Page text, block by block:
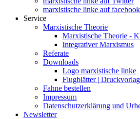
marxistische linke auf facebook
Service
Marxistische Theorie
Marxistische Theorie -
Integrativer Marxismus
Referate
Downloads
Logo marxistische linke
Flugblätter |
Fahne bestellen
Impressum
Datenschutzerklärung und
Newsletter